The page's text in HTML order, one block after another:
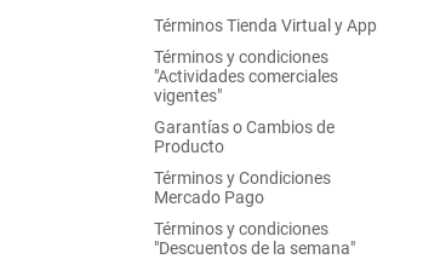
Términos Tienda Virtual y App
Términos y condiciones
"Actividades comerciales
vigentes"
Garantías o Cambios de
Producto
Términos y Condiciones
Mercado Pago
Términos y condiciones
"Descuentos de la semana"